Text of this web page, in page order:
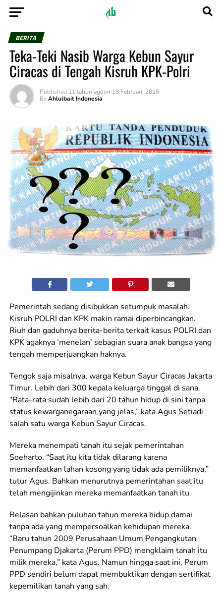
BERITA
Teka-Teki Nasib Warga Kebun Sayur
Ciracas di Tengah Kisruh KPK-Polri
Published 11 tahun agoon 18 Februari, 2015
By Ahlulbait Indonesia
Pemerintah sedang disibukkan setumpuk masalah.
Kisruh POLRI dan KPK makin ramai diperbincangkan.
Riuh dan gaduhnya berita-berita terkait kasus POLRI dan
KPK agaknya ‘menelan’ sebagian suara anak bangsa yang
tengah memperjuangkan haknya.
Tengok saja misalnya, warga Kebun Sayur Ciracas Jakarta
Timur. Lebih dari 300 kepala keluarga tinggal di sana.
“Rata-rata sudah lebih dari 20 tahun hidup di sini tanpa
status kewarganegaraan yang jelas,” kata Agus Setiadi
salah satu warga Kebun Sayur Ciracas.
Mereka menempati tanah itu sejak pemerintahan
Soeharto. “Saat itu kita tidak dilarang karena
memanfaatkan lahan kosong yang tidak ada pemiliknya,”
tutur Agus. Bahkan menurutnya pemerintahan saat itu
telah mengijinkan mereka memanfaatkan tanah itu.
Belasan bahkan puluhan tahun mereka hidup damai
tanpa ada yang mempersoalkan kehidupan mereka.
“Baru tahun 2009 Perusahaan Umum Pengangkutan
Penumpang Djakarta (Perum PPD) mengklaim tanah itu
milik mereka,” kata Agus. Namun hingga saat ini, Perum
PPD sendiri belum dapat membuktikan dengan sertifikat
kepemilikan tanah yang sah.